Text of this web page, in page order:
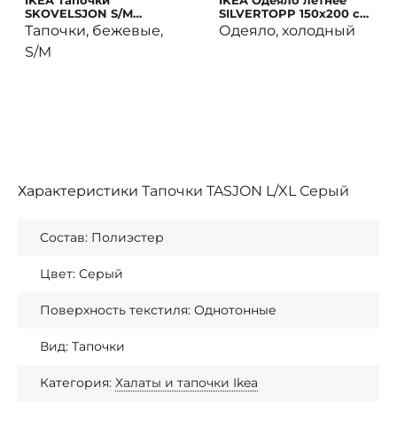
SKOVELSJON S/M
Бежевый (ИКЕА
SKOVELSJON)
Тапочки, бежевые,
S/M
SILVERTOPP 150x200 см
Белый (ИКЕА
SILVERTOPP)
Одеяло, холодный
Характеристики Тапочки TASJON L/XL Серый
Состав: Полиэстер
Цвет: Серый
Поверхность текстиля: Однотонные
Вид: Тапочки
Категория: Халаты и тапочки Ikea